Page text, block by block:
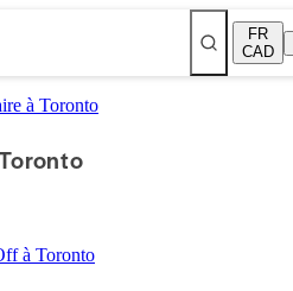
FR
CAD
à Toronto
à Toronto